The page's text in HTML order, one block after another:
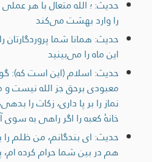
حديث: ؛ الله متعال با هر
را وارد بهشت می‌کند
حديث: همانا شما پروردگارتان
این ماه را مى‌بينيد
حديث: اسلام (این است که):
معبودى برحق جز الله نيست و
نماز را بر پا دارى، زكات را
خانۀ کعبه را اگر راهی به
حديث: اى بندگانم، من ظلم را
هم در بين شما حرام كرده